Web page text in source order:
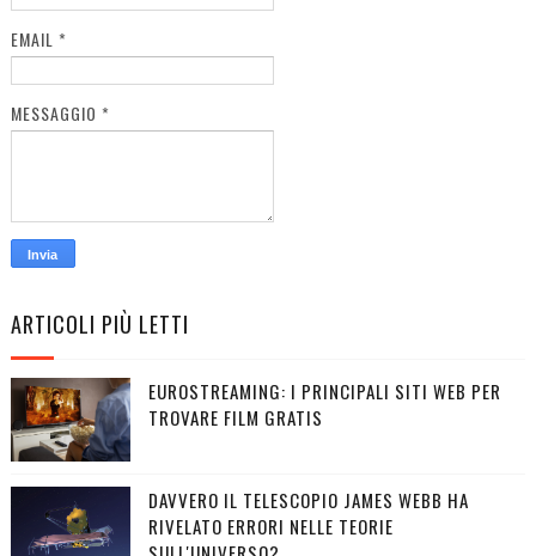
EMAIL *
MESSAGGIO *
ARTICOLI PIÙ LETTI
EUROSTREAMING: I PRINCIPALI SITI WEB PER
TROVARE FILM GRATIS
DAVVERO IL TELESCOPIO JAMES WEBB HA
RIVELATO ERRORI NELLE TEORIE